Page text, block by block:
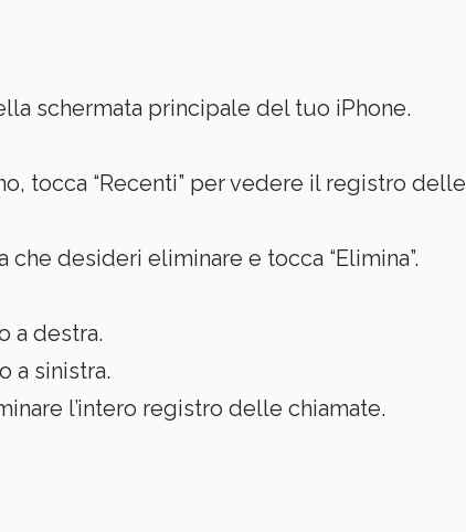
schermata principale del tuo iPhone.
tocca “Recenti” per vedere il registro
desideri eliminare e tocca “Elimina”.
a destra.
a sinistra.
l’intero registro delle chiamate.